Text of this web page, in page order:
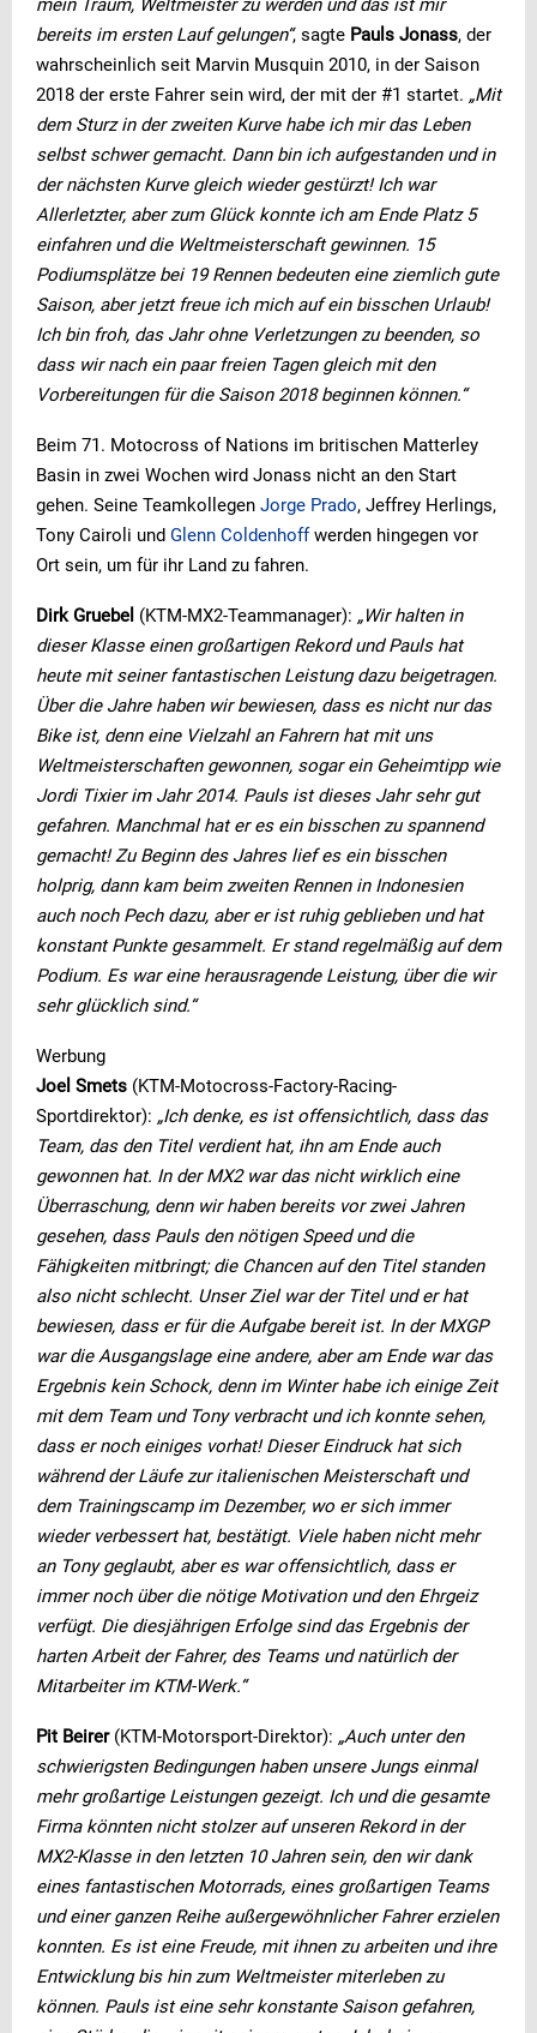
mein Traum, Weltmeister zu werden und das ist mir
bereits im ersten Lauf gelungen“, sagte Pauls Jonass, der
wahrscheinlich seit Marvin Musquin 2010, in der Saison
2018 der erste Fahrer sein wird, der mit der #1 startet. „Mit
dem Sturz in der zweiten Kurve habe ich mir das Leben
selbst schwer gemacht. Dann bin ich aufgestanden und in
der nächsten Kurve gleich wieder gestürzt! Ich war
Allerletzter, aber zum Glück konnte ich am Ende Platz 5
einfahren und die Weltmeisterschaft gewinnen. 15
Podiumsplätze bei 19 Rennen bedeuten eine ziemlich gute
Saison, aber jetzt freue ich mich auf ein bisschen Urlaub!
Ich bin froh, das Jahr ohne Verletzungen zu beenden, so
dass wir nach ein paar freien Tagen gleich mit den
Vorbereitungen für die Saison 2018 beginnen können.“
Beim 71. Motocross of Nations im britischen Matterley
Basin in zwei Wochen wird Jonass nicht an den Start
gehen. Seine Teamkollegen Jorge Prado, Jeffrey Herlings,
Tony Cairoli und Glenn Coldenhoffwerden hingegen vor
Ort sein, um für ihr Land zu fahren.
Dirk Gruebel (KTM-MX2-Teammanager): „Wir halten in
dieser Klasse einen großartigen Rekord und Pauls hat
heute mit seiner fantastischen Leistung dazu beigetragen.
Über die Jahre haben wir bewiesen, dass es nicht nur das
Bike ist, denn eine Vielzahl an Fahrern hat mit uns
Weltmeisterschaften gewonnen, sogar ein Geheimtipp wie
Jordi Tixier im Jahr 2014. Pauls ist dieses Jahr sehr gut
gefahren. Manchmal hat er es ein bisschen zu spannend
gemacht! Zu Beginn des Jahres lief es ein bisschen
holprig, dann kam beim zweiten Rennen in Indonesien
auch noch Pech dazu, aber er ist ruhig geblieben und hat
konstant Punkte gesammelt. Er stand regelmäßig auf dem
Podium. Es war eine herausragende Leistung, über die wir
sehr glücklich sind.“
Werbung
Joel Smets (KTM-Motocross-Factory-Racing-
Sportdirektor): „Ich denke, es ist offensichtlich, dass das
Team, das den Titel verdient hat, ihn am Ende auch
gewonnen hat. In der MX2 war das nicht wirklich eine
Überraschung, denn wir haben bereits vor zwei Jahren
gesehen, dass Pauls den nötigen Speed und die
Fähigkeiten mitbringt; die Chancen auf den Titel standen
also nicht schlecht. Unser Ziel war der Titel und er hat
bewiesen, dass er für die Aufgabe bereit ist. In der MXGP
war die Ausgangslage eine andere, aber am Ende war das
Ergebnis kein Schock, denn im Winter habe ich einige Zeit
mit dem Team und Tony verbracht und ich konnte sehen,
dass er noch einiges vorhat! Dieser Eindruck hat sich
während der Läufe zur italienischen Meisterschaft und
dem Trainingscamp im Dezember, wo er sich immer
wieder verbessert hat, bestätigt. Viele haben nicht mehr
an Tony geglaubt, aber es war offensichtlich, dass er
immer noch über die nötige Motivation und den Ehrgeiz
verfügt. Die diesjährigen Erfolge sind das Ergebnis der
harten Arbeit der Fahrer, des Teams und natürlich der
Mitarbeiter im KTM-Werk.“
Pit Beirer(KTM-Motorsport-Direktor): „Auch unter den
schwierigsten Bedingungen haben unsere Jungs einmal
mehr großartige Leistungen gezeigt. Ich und die gesamte
Firma könnten nicht stolzer auf unseren Rekord in der
MX2-Klasse in den letzten 10 Jahren sein, den wir dank
eines fantastischen Motorrads, eines großartigen Teams
und einer ganzen Reihe außergewöhnlicher Fahrer erzielen
konnten. Es ist eine Freude, mit ihnen zu arbeiten und ihre
Entwicklung bis hin zum Weltmeister miterleben zu
können. Pauls ist eine sehr konstante Saison gefahren,